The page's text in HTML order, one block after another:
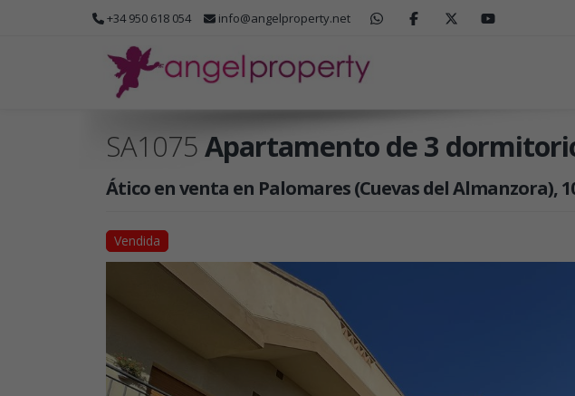
+34 950 618 054 info@angelproperty.net
SA1075Apartamento de 3
Ático en venta en Palomares (Cuevas del Almanzora),
Vendida